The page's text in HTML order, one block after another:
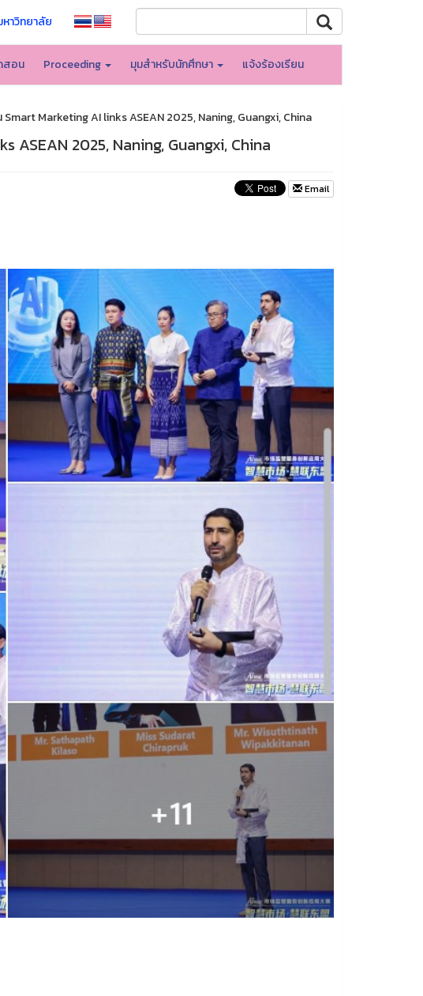
าวิทยาลัย
สอน Proceeding มุมสำหรับนักศึกษา แจ้งร้องเรียน
Smart Marketing AI links ASEAN 2025, Naning, Guangxi, China
ASEAN 2025, Naning, Guangxi, China
Email